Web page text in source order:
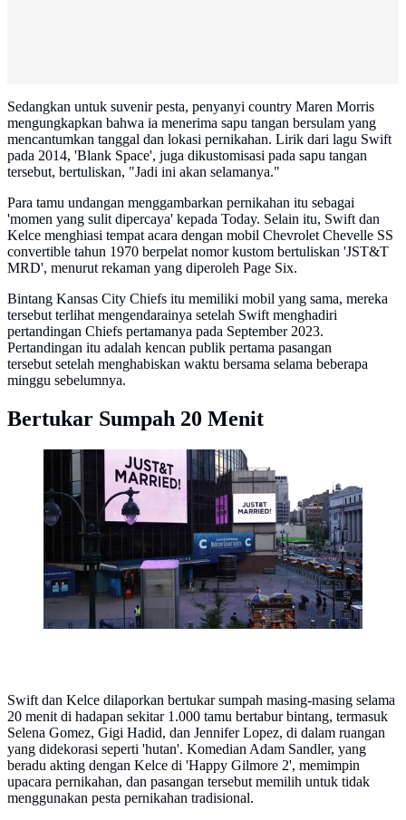
Sedangkan untuk suvenir pesta, penyanyi country Maren Morris
mengungkapkan bahwa ia menerima sapu tangan bersulam yang
mencantumkan tanggal dan lokasi pernikahan. Lirik dari lagu Swift
pada 2014, 'Blank Space', juga dikustomisasi pada sapu tangan
tersebut, bertuliskan, "Jadi ini akan selamanya."
Para tamu undangan menggambarkan pernikahan itu sebagai
'momen yang sulit dipercaya' kepada Today. Selain itu, Swift dan
Kelce menghiasi tempat acara dengan mobil Chevrolet Chevelle SS
convertible tahun 1970 berpelat nomor kustom bertuliskan 'JST&T
MRD', menurut rekaman yang diperoleh Page Six.
Bintang Kansas City Chiefs itu memiliki mobil yang sama, mereka
tersebut terlihat mengendarainya setelah Swift menghadiri
pertandingan Chiefs pertamanya pada September 2023.
Pertandingan itu adalah kencan publik pertama pasangan
tersebut setelah menghabiskan waktu bersama selama beberapa
minggu sebelumnya.
Bertukar Sumpah 20 Menit
Sebuah videotron menampilkan pengumuman
pernikahan Taylor Swift dan Travis Kelce. (dok.
CHARLY TRIBALLEAU / AFP)
Swift dan Kelce dilaporkan bertukar sumpah masing-masing selama
20 menit di hadapan sekitar 1.000 tamu bertabur bintang, termasuk
Selena Gomez, Gigi Hadid, dan Jennifer Lopez, di dalam ruangan
yang didekorasi seperti 'hutan'. Komedian Adam Sandler, yang
beradu akting dengan Kelce di 'Happy Gilmore 2', memimpin
upacara pernikahan, dan pasangan tersebut memilih untuk tidak
menggunakan pesta pernikahan tradisional.